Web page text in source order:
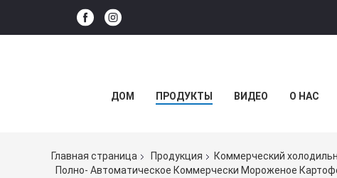
ДОМ ПРОДУКТЫ ВИДЕО О НАС
Главная страница Продукция
Коммерческий
Полно- Автоматическое Коммерчески Мороженое